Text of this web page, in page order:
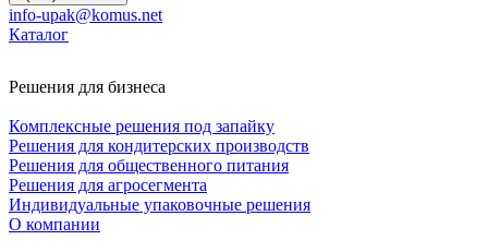
info-upak@komus.net
Каталог
Решения для бизнеса
Комплексные решения под запайку
Решения для кондитерских производств
Решения для общественного питания
Решения для агросегмента
Индивидуальные упаковочные решения
О компании